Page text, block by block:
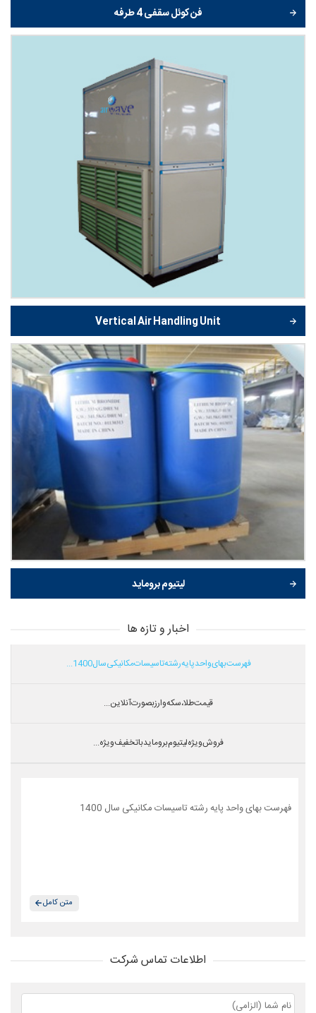
فن کوئل سقفی 4 طرفه
Vertical Air Handling Unit
لیتیوم بروماید
اخبار و تازه ها
فهرست بهای واحد پایه رشته تاسیسات مکانیکی سال 1400...
قیمت طلا،سکه و ارز بصورت آنلاین...
فروش ویژه لیتیوم بروماید با تخفیف ویژه...
فهرست بهای واحد پایه رشته تاسیسات مکانیکی سال 1400
متن کامل
اطلاعات تماس شرکت